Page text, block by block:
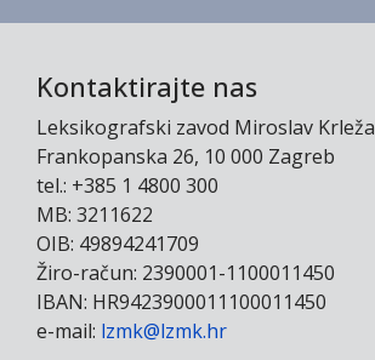
Kontaktirajte nas
Leksikografski zavod Miroslav Krleža
Frankopanska 26, 10 000 Zagreb
tel.: +385 1 4800 300
MB: 3211622
OIB: 49894241709
Žiro-račun: 2390001-1100011450
IBAN: HR9423900011100011450
e-mail: lzmk@lzmk.hr